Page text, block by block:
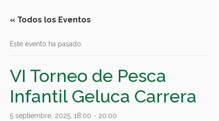
« Todos los Eventos
Este evento ha pasado.
VI Torneo de Pesca
Infantil Geluca Carrera
5 septiembre, 2025, 18:00 - 20:00